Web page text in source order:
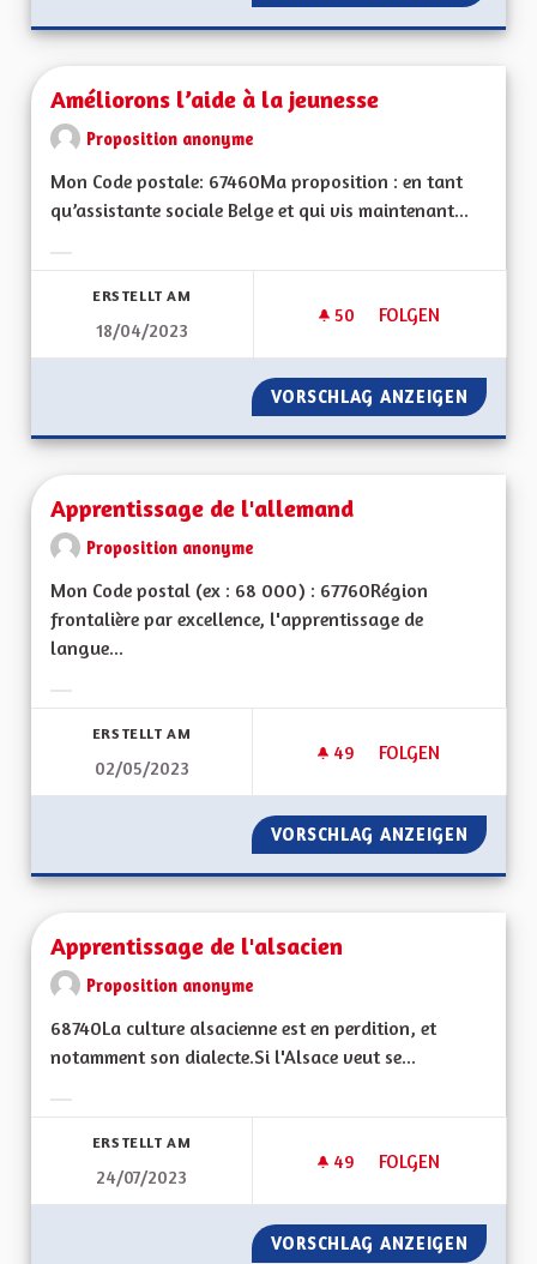
Améliorons l’aide à la jeunesse
Proposition anonyme
Mon Code postale: 67460Ma proposition : en tant
qu’assistante sociale Belge et qui vis maintenant...
ERSTELLT AM
18/04/2023
50 50 FOLLOWER
FOLGEN
AMÉLIORONS
VORSCHLAG ANZEIGEN
Apprentissage de l'allemand
Proposition anonyme
Mon Code postal (ex : 68 000) : 67760Région
frontalière par excellence, l'apprentissage de
langue...
ERSTELLT AM
02/05/2023
49 49 FOLLOWER
FOLGEN
APPRENTISSAGE
VORSCHLAG ANZEIGEN
Apprentissage de l'alsacien
Proposition anonyme
68740La culture alsacienne est en perdition, et
notamment son dialecte.Si l'Alsace veut se...
ERSTELLT AM
24/07/2023
49 49 FOLLOWER
FOLGEN
APPRENTISSAGE
VORSCHLAG ANZEIGEN